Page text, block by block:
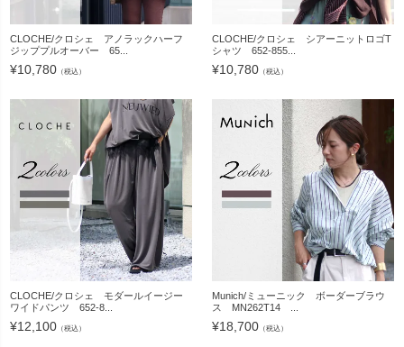
CLOCHE/クロシェ アノラックハーフ
ジッププルオーバー 65...
¥10,780 （税込）
CLOCHE/クロシェ シアーニットロゴT
シャツ 652-855...
¥10,780 （税込）
CLOCHE/クロシェ モダールイージー
ワイドパンツ 652-8...
¥12,100 （税込）
Munich/ミューニック ボーダーブラウ
ス MN262T14 ...
¥18,700 （税込）